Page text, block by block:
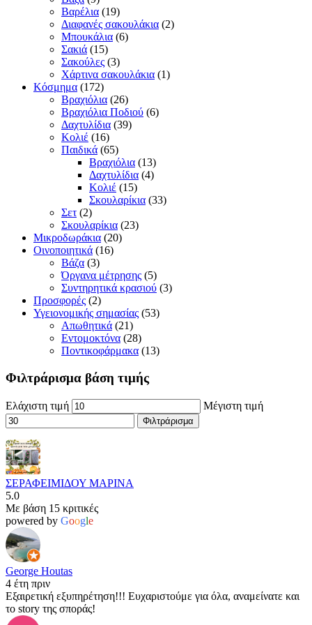
Βαρέλια (19)
Διαφανές σακουλάκια (2)
Μπουκάλια (6)
Σακιά (15)
Σακούλες (3)
Χάρτινα σακουλάκια (1)
Κόσμημα (172)
Βραχιόλια (26)
Βραχιόλια Ποδιού (6)
Δαχτυλίδια (39)
Κολιέ (16)
Παιδικά (65)
Βραχιόλια (13)
Δαχτυλίδια (4)
Κολιέ (15)
Σκουλαρίκια (33)
Σετ (2)
Σκουλαρίκια (23)
Μικροδωράκια (20)
Οινοποιητικά (16)
Βάζα (3)
Όργανα μέτρησης (5)
Συντηρητικά κρασιού (3)
Προσφορές (2)
Υγειονομικής σημασίας (53)
Απωθητικά (21)
Εντομοκτόνα (28)
Ποντικοφάρμακα (13)
Φιλτράρισμα βάση τιμής
Ελάχιστη τιμή Μέγιστη τιμή
Φιλτράρισμα
ΣΕΡΑΦΕΙΜΙΔΟΥ ΜΑΡΙΝΑ
5.0
Με βάση 15 κριτικές
powered by Google
George Houtas
4 έτη πριν
Εξαιρετική εξυπηρέτηση!!! Ευχαριστούμε για όλα, αναμείνατε και
το story της σποράς!